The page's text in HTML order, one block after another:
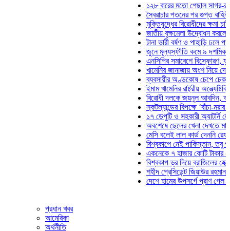
১২৮ বারের মতো পেছাল সাগর-রুনি
স্বৈরাচার পতনের পর গুপ্ত বাহিনীর
মুক্তিযুদ্ধের বিরোধীদের ক্ষমা চাইতে
জাতীয় বৃক্ষমেলা উদ্বোধন করলেন
টানা ভারী বর্ষণ ও পাহাড়ি ঢলে পানিবন্দি
জুনে মূল্যস্ফীতি কমে ৯ দশমিক ১৬
এনসিপির সমাবেশে বিস্ফোরণ,
খামেনির জানাজায় অংশ নিয়ে দেশে
ব্যবসায়ীর অণ্ডকোষ চেপে চেক-
ইমাম খামেনির রাষ্ট্রীয়
বিরোধী দলকে জয়নুল আবদিন, আপনারা
স্কটল্যান্ডের বিপক্ষে ‘বাঁচা-মরার
১৭ ডেপুটি ও সহকারী অ্যাটর্নি
অবশেষে ছেলের খেলা দেখতে মাঠে
মেসি বলেই লাল কার্ড দেননি রেফারি!
বিশ্বকাপে নেই পাকিস্তান, তবু
একনেকে ৭ হাজার কোটি টাকার ৫
বিশ্বকাপ ড্র দিয়ে ব্রাজিলের হেক্সা
শহীদ প্রেসিডেন্ট জিয়াউর রহমান
দেশে হামের উপসর্গে প্রাণ গেল আরও
প্রধান খবর
আমেরিকা
অর্থনীতি